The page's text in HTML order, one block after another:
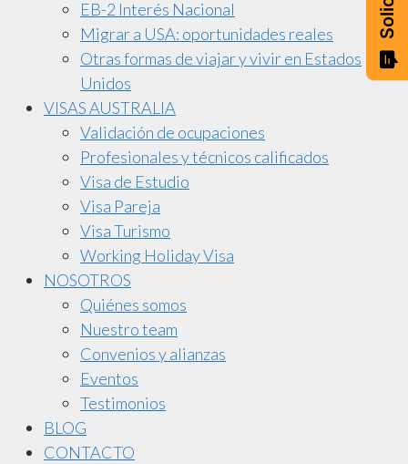
EB-2 Interés Nacional
Migrar a USA: oportunidades reales
Otras formas de viajar y vivir en Estados
Unidos
VISAS AUSTRALIA
Validación de ocupaciones
Profesionales y técnicos calificados
Visa de Estudio
Visa Pareja
Visa Turismo
Working Holiday Visa
NOSOTROS
Quiénes somos
Nuestro team
Convenios y alianzas
Eventos
Testimonios
BLOG
CONTACTO